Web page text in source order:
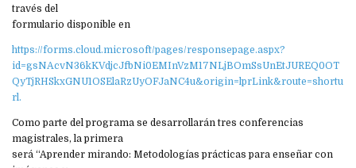
través del
formulario disponible en
https://forms.cloud.microsoft/pages/responsepage.aspx?
id=gsNAcvN36kKVdjcJfbNi0EMInVzM17NLjBOmSsUnEtJUREQ0OT
QyTjRHSkxGNU1OSElaRzUyOFJaNC4u&origin=lprLink&route=shortu
rl.
Como parte del programa se desarrollarán tres conferencias
magistrales, la primera
será “Aprender mirando: Metodologías prácticas para enseñar con